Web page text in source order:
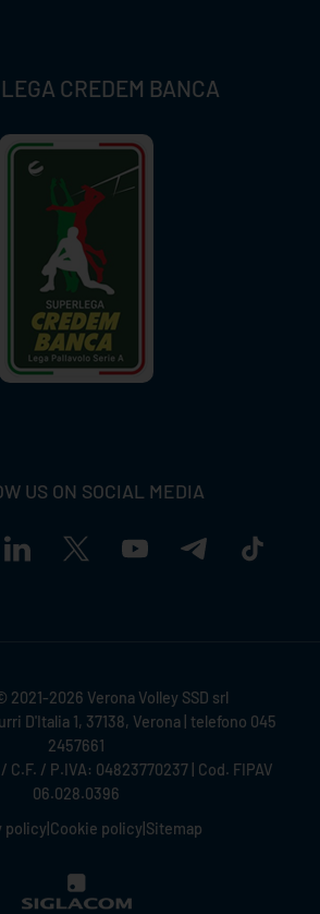
CREDEM BANCA
US ON SOCIAL MEDIA
2021-2026 Verona Volley SSD srl
D'Italia 1, 37138, Verona | telefono 045
2457661
/ P.IVA: 04823770237 | Cod. FIPAV
06.028.0396
policy Cookie policy Sitemap